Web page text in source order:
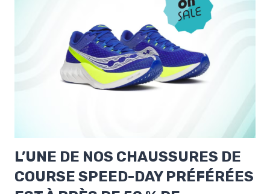
L’UNE DE NOS CHAUSSURES DE
COURSE SPEED-DAY PRÉFÉRÉES